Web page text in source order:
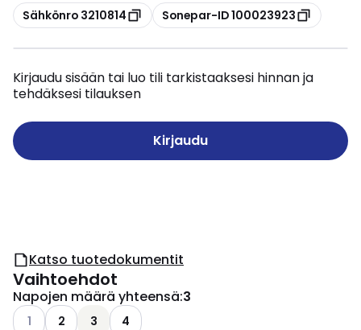
Kopioi
Sähkönro 3210814 Kopioi
Sonepar-ID 100023923
Kirjaudu sisään tai luo tili tarkistaaksesi hinnan ja
tehdäksesi tilauksen
Kirjaudu
Katso tuotedokumentit
Vaihtoehdot
Napojen määrä yhteensä:3
Katso käytettävissä olevat vaihtoehdot
1 2 3 4